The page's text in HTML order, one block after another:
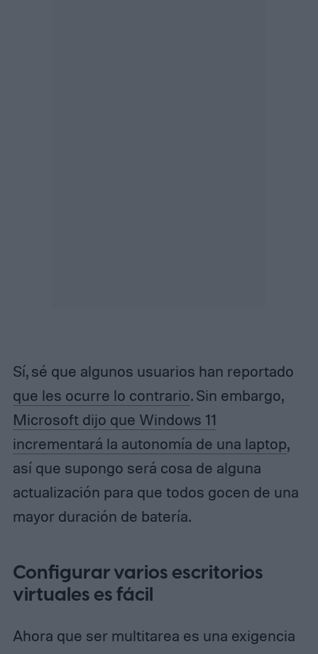
Sí, sé que algunos usuarios han reportado
que les ocurre lo contrario. Sin embargo,
Microsoft dijo que Windows 11
incrementará la autonomía de una laptop,
así que supongo será cosa de alguna
actualización para que todos gocen de una
mayor duración de batería.
Configurar varios escritorios
virtuales es fácil
Ahora que ser multitarea es una exigencia